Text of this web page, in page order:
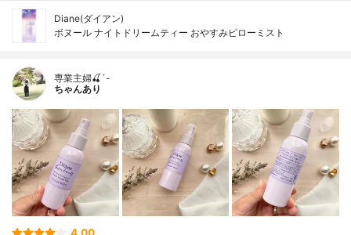
Diane(ダイアン)
ボヌール ナイトドリームティー おやすみピローミスト
専業主婦🍒´-
ちゃんあり